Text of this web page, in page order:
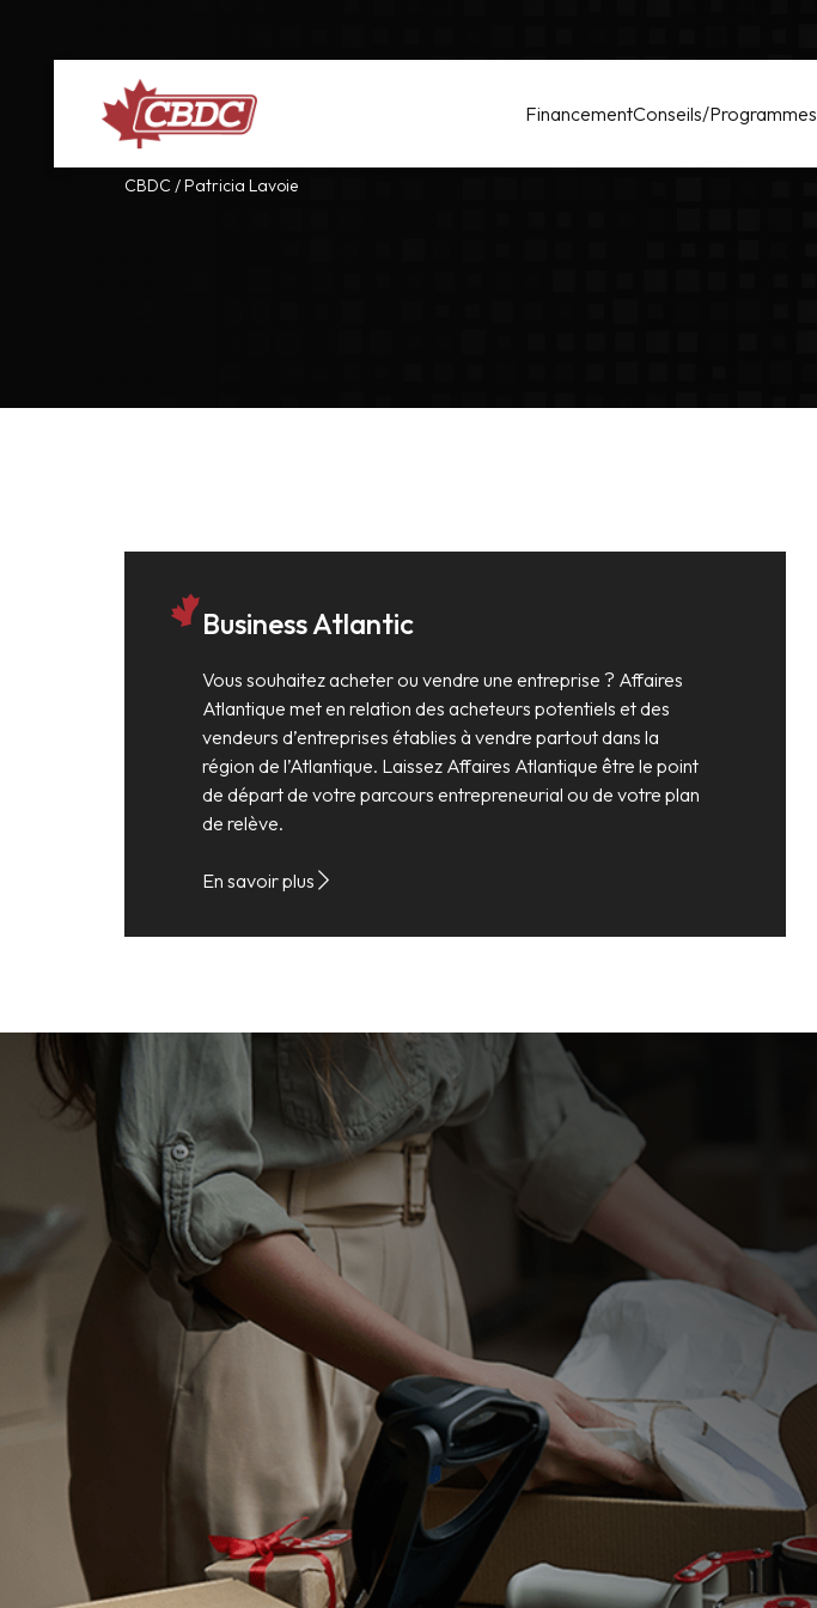
FinancementConseils/Programmes
CBDC /Patricia Lavoie
Business Atlantic
Vous souhaitez acheter ou vendre une entreprise ? Affaires
Atlantique met en relation des acheteurs potentiels et des
vendeurs d’entreprises établies à vendre partout dans la
région de l’Atlantique. Laissez Affaires Atlantique être le point
de départ de votre parcours entrepreneurial ou de votre plan
de relève.
En savoir plus